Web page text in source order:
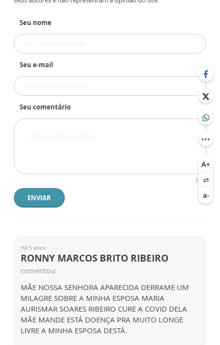
Seu nome
Seu e-mail
Seu comentário
500
ENVIAR
Há 5 anos
RONNY MARCOS BRITO RIBEIRO
comentou:
MÃE NOSSA SENHORA APARECIDA DERRAME UM
MILAGRE SOBRE A MINHA ESPOSA MARIA
AURISMAR SOARES RIBEIRO CURE A COVID DELA
MÃE MANDE ESTÁ DOENÇA PRA MUITO LONGE
LIVRE A MINHA ESPOSA DESTÁ.